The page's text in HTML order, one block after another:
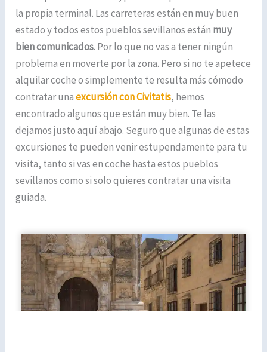
la propia terminal. Las carreteras están en muy buen
estado y todos estos pueblos sevillanos están muy
bien comunicados. Por lo que no vas a tener ningún
problema en moverte por la zona. Pero si no te apetece
alquilar coche o simplemente te resulta más cómodo
contratar unaexcursión conCivitatis, hemos
encontrado algunos que están muy bien. Te las
dejamos justo aquí abajo. Seguro que algunas de estas
excursiones te pueden venir estupendamente para tu
visita, tanto si vas en coche hasta estos pueblos
sevillanos como si solo quieres contratar una visita
guiada.